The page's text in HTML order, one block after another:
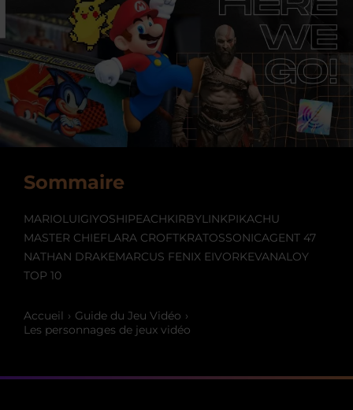
Sommaire
MARIOLUIGIYOSHIPEACHKIRBYLINKPIKACHU
MASTER CHIEFLARA CROFTKRATOSSONICAGENT 47
NATHAN DRAKEMARCUS FENIX EIVORKEVANALOY
TOP 10
Accueil
Guide du Jeu Vidéo
Les personnages de jeux vidéo